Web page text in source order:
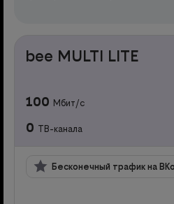
bee MULTI LITE
100 Мбит/с
0 ТВ-канала
Бесконечный трафик на